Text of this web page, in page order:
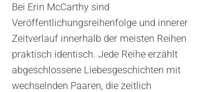
Bei Erin McCarthy sind
Veröffentlichungsreihenfolge und innerer
Zeitverlauf innerhalb der meisten Reihen
praktisch identisch. Jede Reihe erzählt
abgeschlossene Liebesgeschichten mit
wechselnden Paaren, die zeitlich